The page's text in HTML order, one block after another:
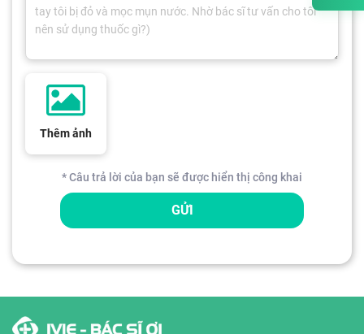
Thêm ảnh
* Câu trả lời của bạn sẽ được hiển thị công khai
GỬI